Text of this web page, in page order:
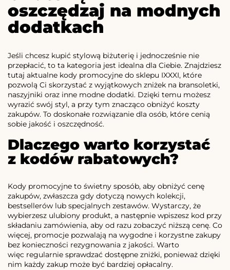
oszczędzaj na modnych
dodatkach
Jeśli chcesz kupić stylową biżuterię i jednocześnie nie
przepłacić, to ta kategoria jest idealna dla Ciebie. Znajdziesz
tutaj aktualne kody promocyjne do sklepu IXXXI, które
pozwolą Ci skorzystać z wyjątkowych zniżek na bransoletki,
naszyjniki oraz inne modne dodatki. Dzięki temu możesz
wyrazić swój styl, a przy tym znacząco obniżyć koszty
zakupów. To doskonałe rozwiązanie dla osób, które cenią
sobie jakość i oszczędność.
Dlaczego warto korzystać
z kodów rabatowych?
Kody promocyjne to świetny sposób, aby obniżyć cenę
zakupów, zwłaszcza gdy dotyczą nowych kolekcji,
bestsellerów lub specjalnych zestawów. Wystarczy, że
wybierzesz ulubiony produkt, a następnie wpiszesz kod przy
składaniu zamówienia, aby od razu zobaczyć niższą cenę. Co
więcej, promocje pozwalają na wygodne i korzystne zakupy
bez konieczności rezygnowania z jakości. Warto
więc regularnie sprawdzać dostępne zniżki, ponieważ dzięki
nim każdy zakup może być bardziej opłacalny.